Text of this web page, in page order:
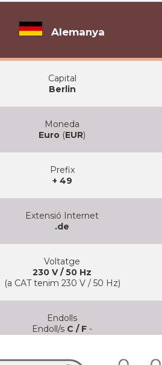
Alemanya
Capital
Berlin
Moneda
Euro (EUR)
Prefix
+ 49
Extensió Internet
.de
Voltatge
230 V / 50 Hz
(a CAT tenim 230 V / 50 Hz)
Endolls
Endoll/s C / F -